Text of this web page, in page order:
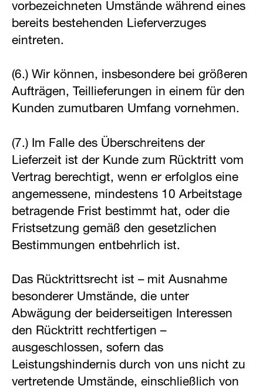
vorbezeichneten Umstände während eines
bereits bestehenden Lieferverzuges
eintreten.
(6.) Wir können, insbesondere bei größeren
Aufträgen, Teillieferungen in einem für den
Kunden zumutbaren Umfang vornehmen.
(7.) Im Falle des Überschreitens der
Lieferzeit ist der Kunde zum Rücktritt vom
Vertrag berechtigt, wenn er erfolglos eine
angemessene, mindestens 10 Arbeitstage
betragende Frist bestimmt hat, oder die
Fristsetzung gemäß den gesetzlichen
Bestimmungen entbehrlich ist.
Das Rücktrittsrecht ist – mit Ausnahme
besonderer Umstände, die unter
Abwägung der beiderseitigen Interessen
den Rücktritt rechtfertigen –
ausgeschlossen, sofern das
Leistungshindernis durch von uns nicht zu
vertretende Umstände, einschließlich von